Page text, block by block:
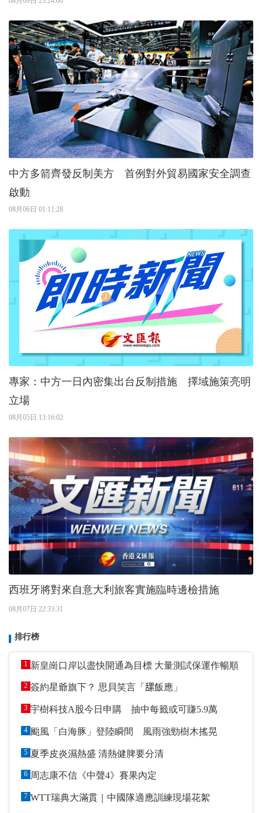
中方多箭齊發反制美方 首例對外貿易國家安全調查
啟動
08月06日 01:11:28
專家：中方一日內密集出台反制措施 擇域施策亮明
立場
08月05日 13:16:02
西班牙將對來自意大利旅客實施臨時邊檢措施
08月07日 22:33:31
排行榜
1 新皇崗口岸以盡快開通為目標 大量測試保運作暢順
2 簽約星爺旗下？ 思貝笑言「𦧲飯應」
3 宇樹科技A股今日申購 抽中每籤或可賺5.9萬
4 颱風「白海豚」登陸瞬間 風雨強勁樹木搖晃
5 夏季皮炎濕熱盛 清熱健脾要分清
6 周志康不信《中聲4》賽果內定
7 WTT瑞典大滿貫｜中國隊適應訓練現場花絮